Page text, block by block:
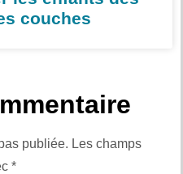
couches
publiée. Les champs
*